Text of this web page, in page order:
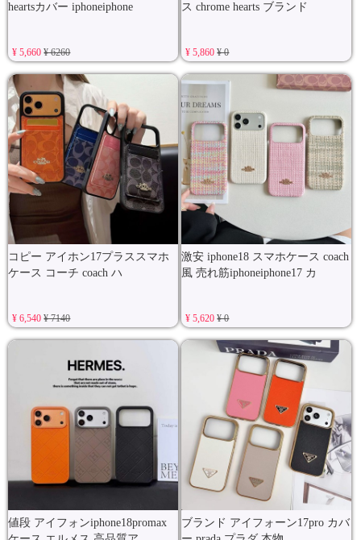
heartsカバー iphoneiphone
¥ 5,660¥ 6260
ス chrome hearts ブランド
¥ 5,860¥ 0
コピー アイホン17プラススマホ
ケース コーチ coach ハ
¥ 6,540¥ 7140
激安 iphone18 スマホケース coach
風 売れ筋iphoneiphone17 カ
¥ 5,620¥ 0
値段 アイフォンiphone18promax
ブランド アイフォーン17pro カバ